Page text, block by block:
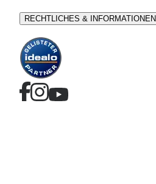
RECHTLICHES & INFORMATIONEN